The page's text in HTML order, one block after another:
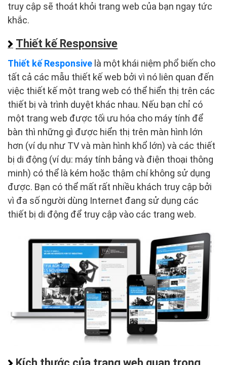
truy cập sẽ thoát khỏi trang web của bạn ngay tức
khắc.
Thiết kế Responsive
Thiết kế Responsive là một khái niệm phổ biến cho
tất cả các mẫu thiết kế web bởi vì nó liên quan đến
việc thiết kế một trang web có thể hiển thị trên các
thiết bị và trình duyệt khác nhau. Nếu bạn chỉ có
một trang web được tối ưu hóa cho máy tính để
bàn thì những gì được hiển thị trên màn hình lớn
hơn (ví dụ như TV và màn hình khổ lớn) và các thiết
bị di động (ví dụ: máy tính bảng và điện thoại thông
minh) có thể là kém hoặc thậm chí không sử dụng
được. Bạn có thể mất rất nhiều khách truy cập bởi
vì đa số người dùng Internet đang sử dụng các
thiết bị di động để truy cập vào các trang web.